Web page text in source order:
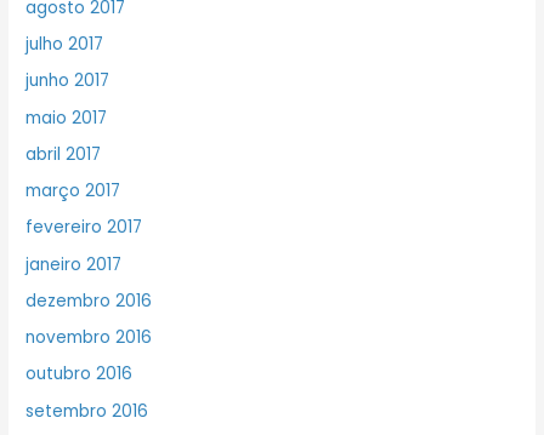
agosto 2017
julho 2017
junho 2017
maio 2017
abril 2017
março 2017
fevereiro 2017
janeiro 2017
dezembro 2016
novembro 2016
outubro 2016
setembro 2016